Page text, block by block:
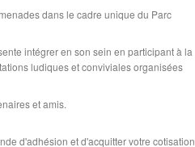
dans le cadre unique du Parc
intégrer en son sein en participant à la
ludiques et conviviales organisées
et amis.
d'adhésion et d'acquitter votre cotisation